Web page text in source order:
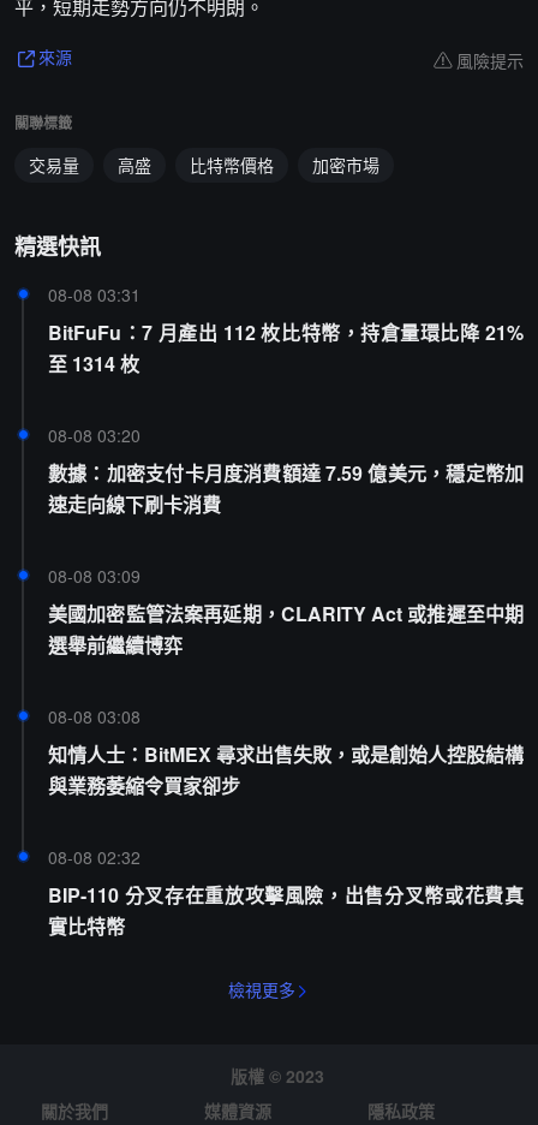
平，短期走勢方向仍不明朗。
來源 風險提示
關聯標籤
交易量 高盛 比特幣價格 加密市場
精選快訊
08-08 03:31
BitFuFu：7 月產出 112 枚比特幣，持倉量環比降 21%
至 1314 枚
08-08 03:20
數據：加密支付卡月度消費額達 7.59 億美元，穩定幣加
速走向線下刷卡消費
08-08 03:09
美國加密監管法案再延期，CLARITY Act 或推遲至中期
選舉前繼續博弈
08-08 03:08
知情人士：BitMEX 尋求出售失敗，或是創始人控股結構
與業務萎縮令買家卻步
08-08 02:32
BIP-110 分叉存在重放攻擊風險，出售分叉幣或花費真
實比特幣
檢視更多
版權 © 2023
關於我們
媒體資源 隱私政策